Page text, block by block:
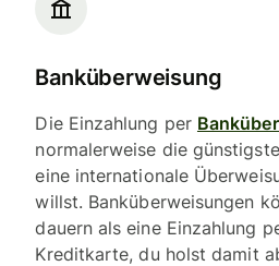
Banküberweisung
Die Einzahlung per
normalerweise die
eine internationale
willst. Banküberweisungen
dauern als eine Einzahlung
Kreditkarte, du holst damit